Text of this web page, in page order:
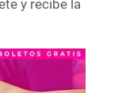
y recibe la